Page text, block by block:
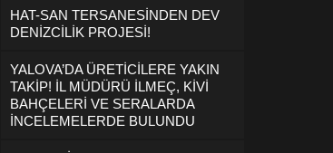
HAT-SAN TERSANESİNDEN DEV
DENİZCİLİK PROJESİ!
YALOVA’DA ÜRETİCİLERE YAKIN
TAKİP! İL MÜDÜRÜ İLMEÇ, KİVİ
BAHÇELERİ VE SERALARDA
İNCELEMELERDE BULUNDU